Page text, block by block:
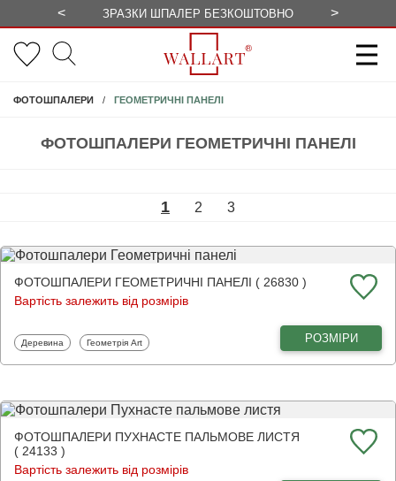
< ЗРАЗКИ ШПАЛЕР БЕЗКОШТОВНО >
ФОТОШПАЛЕРИ ГЕОМЕТРИЧНІ ПАНЕЛІ
ФОТОШПАЛЕРИ ГЕОМЕТРИЧНІ ПАНЕЛІ
1 2 3
ФОТОШПАЛЕРИ ГЕОМЕТРИЧНІ ПАНЕЛІ ( 26830 )
Вартість залежить від розмірів
Фотошпалери
Деревина Фотошпалери
Геометрія Art РОЗМІРИ
ФОТОШПАЛЕРИ ПУХНАСТЕ ПАЛЬМОВЕ ЛИСТЯ
( 24133 )
Вартість залежить від розмірів